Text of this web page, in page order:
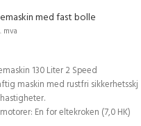
med fast bolle
mva
130 Liter 2 Speed
maskin med rustfri
En for eltekroken (7,0 HK)